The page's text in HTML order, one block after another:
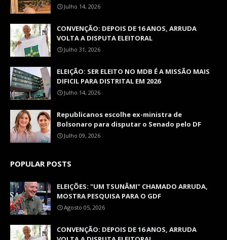
Julho 14, 2026
CONVENÇÃO: DEPOIS DE 16 ANOS, ARRUDA
VOLTA A DISPUTA ELEITORAL
Julho 31, 2026
ELEIÇÃO: SER ELEITO NO MDB É A MISSÃO MAIS
DIFICIL PARA DISTRITAL EM 2026
Julho 14, 2026
Republicanos escolhe ex-ministra de
Bolsonaro para disputar o Senado pelo DF
Julho 09, 2026
POPULAR POSTS
ELEIÇÕES: "UM TSUNÂMI" CHAMADO ARRUDA,
MOSTRA PESQUISA PARA O GDF
Agosto 05, 2026
CONVENÇÃO: DEPOIS DE 16 ANOS, ARRUDA